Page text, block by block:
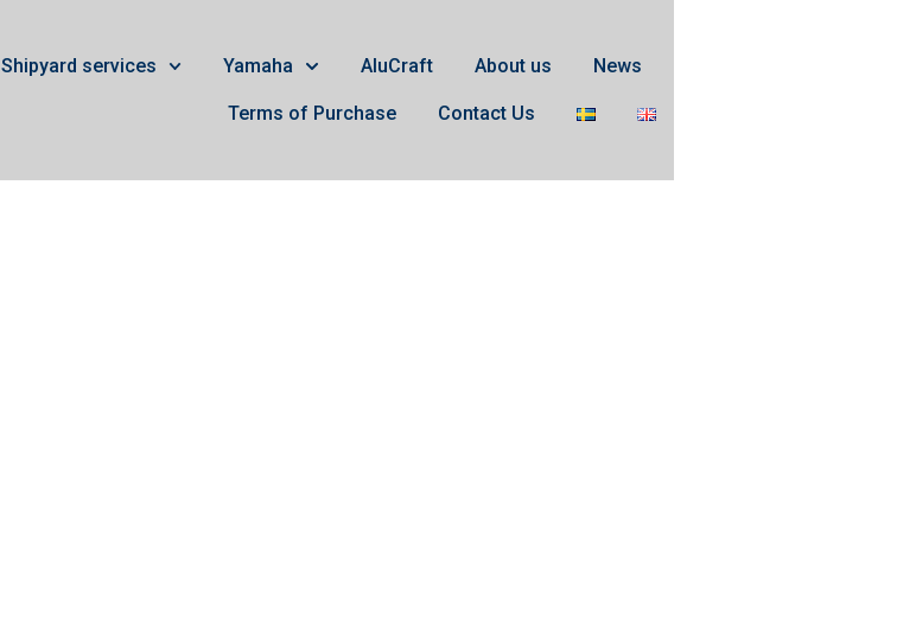
Shipyard services Yamaha AluCraft About us News
Terms of Purchase Contact Us